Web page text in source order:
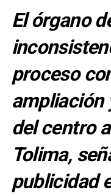
El órgano
proceso
ampliación
del centro
Tolima,
publicidad